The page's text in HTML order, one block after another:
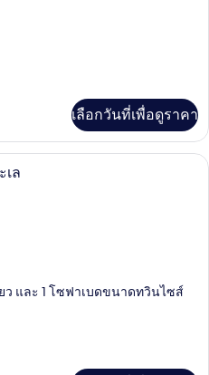
เลือกวันที่เพื่อดูราคา
ห้องดีลักซ์สวีท, หลายเตียง, วิวทะเล |
เล
ยว และ 1 โซฟาเบดขนาดทวินไซส์